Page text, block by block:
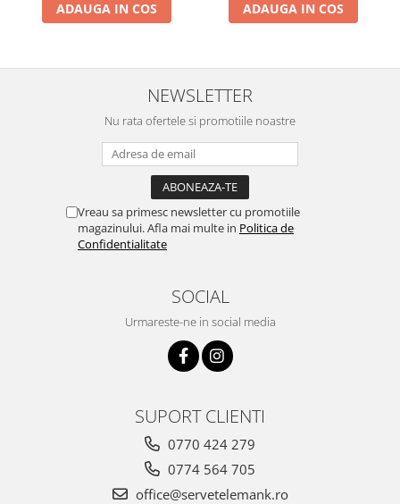
ADAUGA IN COS ADAUGA IN COS
NEWSLETTER
Nu rata ofertele si promotiile noastre
Vreau sa primesc newsletter cu promotiile
magazinului. Afla mai multe in Politica de
Confidentialitate
SOCIAL
Urmareste-ne in social media
SUPORT CLIENTI
0770 424 279
0774 564 705
office@servetelemank.ro